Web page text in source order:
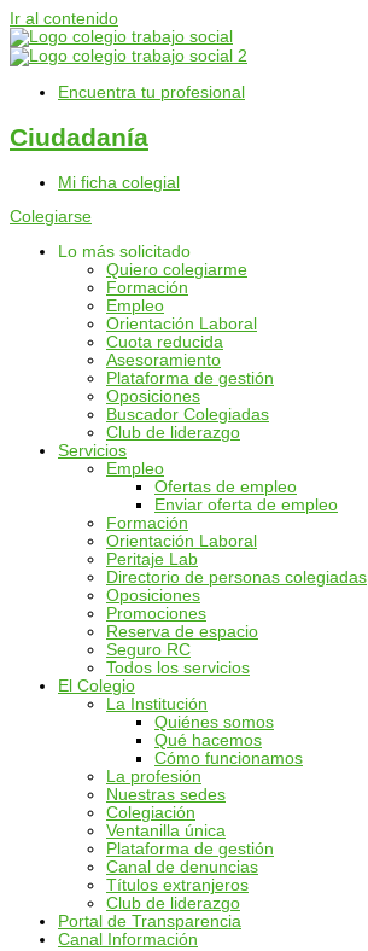
Ir al contenido
Encuentra tu profesional
Ciudadanía
Mi ficha colegial
Colegiarse
Lo más solicitado
Quiero colegiarme
Formación
Empleo
Orientación Laboral
Cuota reducida
Asesoramiento
Plataforma de gestión
Oposiciones
Buscador Colegiadas
Club de liderazgo
Servicios
Empleo
Ofertas de empleo
Enviar oferta de empleo
Formación
Orientación Laboral
Peritaje Lab
Directorio de personas colegiadas
Oposiciones
Promociones
Reserva de espacio
Seguro RC
Todos los servicios
El Colegio
La Institución
Quiénes somos
Qué hacemos
Cómo funcionamos
La profesión
Nuestras sedes
Colegiación
Ventanilla única
Plataforma de gestión
Canal de denuncias
Títulos extranjeros
Club de liderazgo
Portal de Transparencia
Canal Información